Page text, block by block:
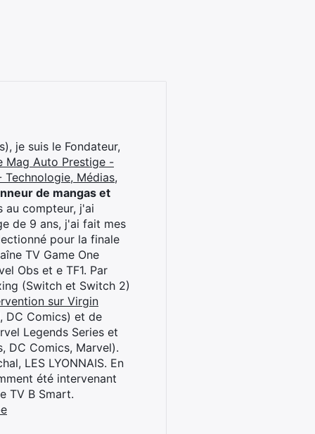
je suis le Fondateur,
Mag Auto Prestige -
Médias,
de mangas et
au compteur, j'ai
de 9 ans, j'ai fait mes
pour la finale
TV Game One
Obs et e TF1. Par
(Switch et Switch 2)
sur Virgin
DC Comics) et de
Legends Series et
DC Comics, Marvel).
LES LYONNAIS. En
été intervenant
TV B Smart.